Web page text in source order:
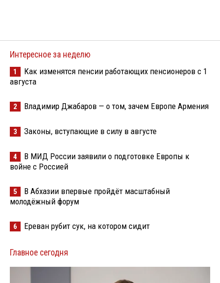
Интересное за неделю
1
Как изменятся пенсии работающих пенсионеров с 1
августа
2 Владимир Джабаров — о том, зачем Европе Армения
3 Законы, вступающие в силу в августе
4
В МИД России заявили о подготовке Европы к
войне с Россией
5
В Абхазии впервые пройдёт масштабный
молодёжный форум
6 Ереван рубит сук, на котором сидит
Главное сегодня